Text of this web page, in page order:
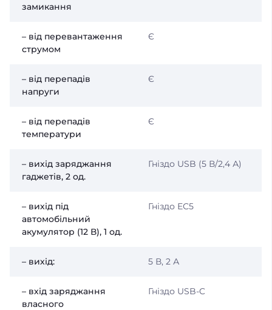
замикання
– від перевантаження
струмом
Є
– від перепадів
напруги
Є
– від перепадів
температури
Є
– вихід заряджання
гаджетів, 2 од.
Гніздо USB (5 В/2,4 А)
– вихід під
автомобільний
акумулятор (12 В), 1 од.
Гніздо ЕС5
– вихід: 5 В, 2 А
– вхід заряджання
власного
Гніздо USB-C